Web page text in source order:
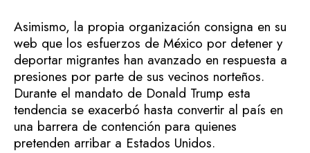
Asimismo, la propia organización consigna en su
web que los esfuerzos de México por detener y
deportar migrantes han avanzado en respuesta a
presiones por parte de sus vecinos norteños.
Durante el mandato de Donald Trump esta
tendencia se exacerbó hasta convertir al país en
una barrera de contención para quienes
pretenden arribar a Estados Unidos.